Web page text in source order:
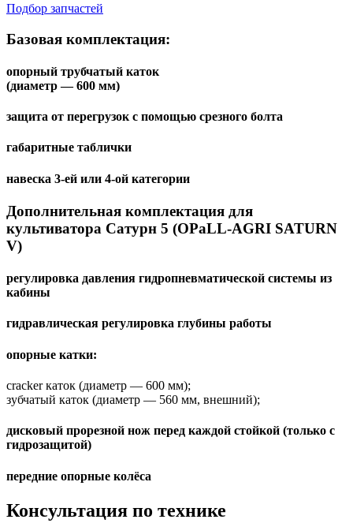
Подбор запчастей
Базовая комплектация:
опорный трубчатый каток
(диаметр — 600 мм)
защита от перегрузок с помощью срезного болта
габаритные таблички
навеска 3-ей или 4-ой категории
Дополнительная комплектация для
культиватора Сатурн 5 (OPaLL-AGRI SATURN
V)
регулировка давления гидропневматической системы из
кабины
гидравлическая регулировка глубины работы
опорные катки:
cracker каток (диаметр — 600 мм);
зубчатый каток (диаметр — 560 мм, внешний);
дисковый прорезной нож перед каждой стойкой (только с
гидрозащитой)
передние опорные колёса
Консультация по технике